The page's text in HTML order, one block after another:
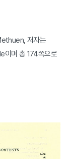
저자는
이며 총 174쪽으로